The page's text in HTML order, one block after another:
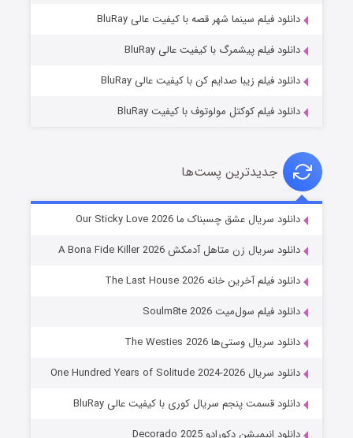
شوهر
عملیات آپارتمان
دانلود فیلم سینما شهر قصه با کیفیت عالی BluRay
دانلود فیلم پیشمرگ با کیفیت عالی BluRay
دانلود فیلم زیبا صدایم کن با کیفیت عالی BluRay
دانلود فیلم کوکتل مولوتوف با کیفیت BluRay
جدیدترین پست‌ها
دانلود سریال عشق چسبناک ما Our Sticky Love 2026
دانلود سریال زن متاهل آدمکش A Bona Fide Killer 2026
دانلود فیلم آخرین خانه The Last House 2026
دانلود فیلم سول‌میت Soulm8te 2026
دانلود سریال وستی‌ها The Westies 2026
دانلود سریال One Hundred Years of Solitude 2024-2026
دانلود قسمت پنجم سریال کوری با کیفیت عالی BluRay
دانلود انیمیشن دکورادو Decorado 2025